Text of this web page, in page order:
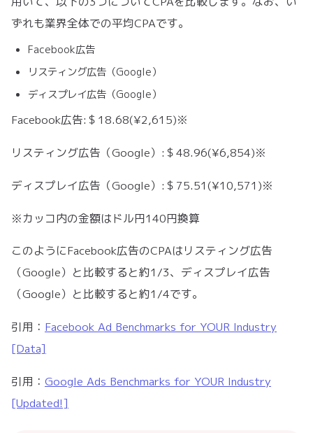
ずれも業界全体での平均CPAです。
Facebook広告
リスティング広告（Google）
ディスプレイ広告（Google）
Facebook広告:＄18.68(¥2,615)※
リスティング広告（Google）:＄48.96(¥6,854)※
ディスプレイ広告（Google）:＄75.51(¥10,571)※
※カッコ内の金額はドル円140円換算
このようにFacebook広告のCPAはリスティング広告
（Google）と比較すると約1/3、ディスプレイ広告
（Google）と比較すると約1/4です。
引用： Facebook Ad Benchmarks for YOUR Industry
[Data]
引用： Google Ads Benchmarks for YOUR Industry
[Updated!]